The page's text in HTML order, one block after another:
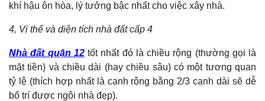
khí hậu ôn hòa, lý tưởng bậc nhất cho việc xây nhà.
4, Vị thế và diện tích nhà đất cấp 4
Nhà đất quận 12tốt nhất đó là chiều rộng (thường gọi là
mặt tiền) và chiều dài (hay chiều sâu) có một tương quan
tỷ lệ (thích hợp nhất là cạnh rộng bằng 2/3 cạnh dài sẽ dễ
bố trí được ngôi nhà đẹp).